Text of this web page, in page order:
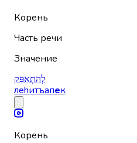
Корень
Часть речи
Значение
לְהִתְאַפֵּק
леhитъапек
Корень